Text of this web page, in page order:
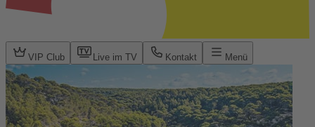
VIP Club Live im TV Kontakt Menü